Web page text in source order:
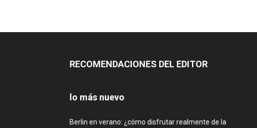
RECOMENDACIONES DEL EDITOR
lo más nuevo
Berlin en verano: ¿cómo disfrutar realmente de la